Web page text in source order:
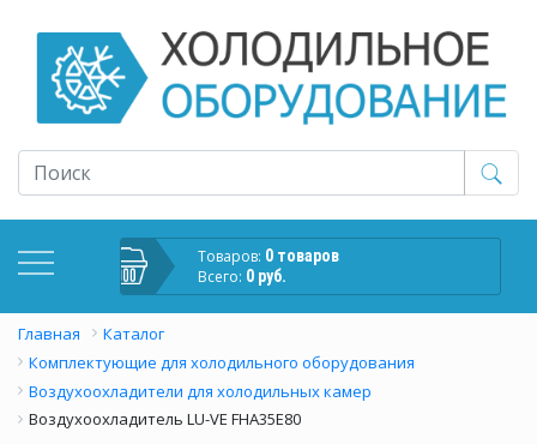
Товаров: 0 товаров
Всего: 0 руб.
Главная
Каталог
Комплектующие для холодильного оборудования
Воздухоохладители для холодильных камер
Воздухоохладитель LU-VE FHA35E80